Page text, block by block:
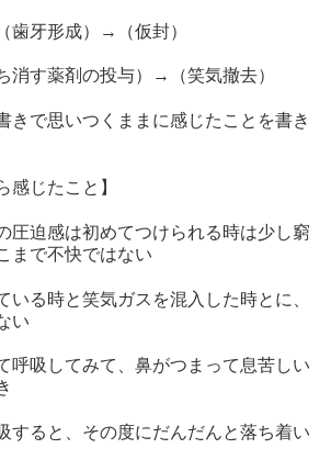
（歯牙形成） → （仮封）
す薬剤の投与） → （笑気撤去）
きで思いつくままに感じたことを書き
感じたこと】
圧迫感は初めてつけられる時は少し窮
まで不快ではない
いる時と笑気ガスを混入した時とに、
い
呼吸してみて、鼻がつまって息苦しい
すると、その度にだんだんと落ち着い